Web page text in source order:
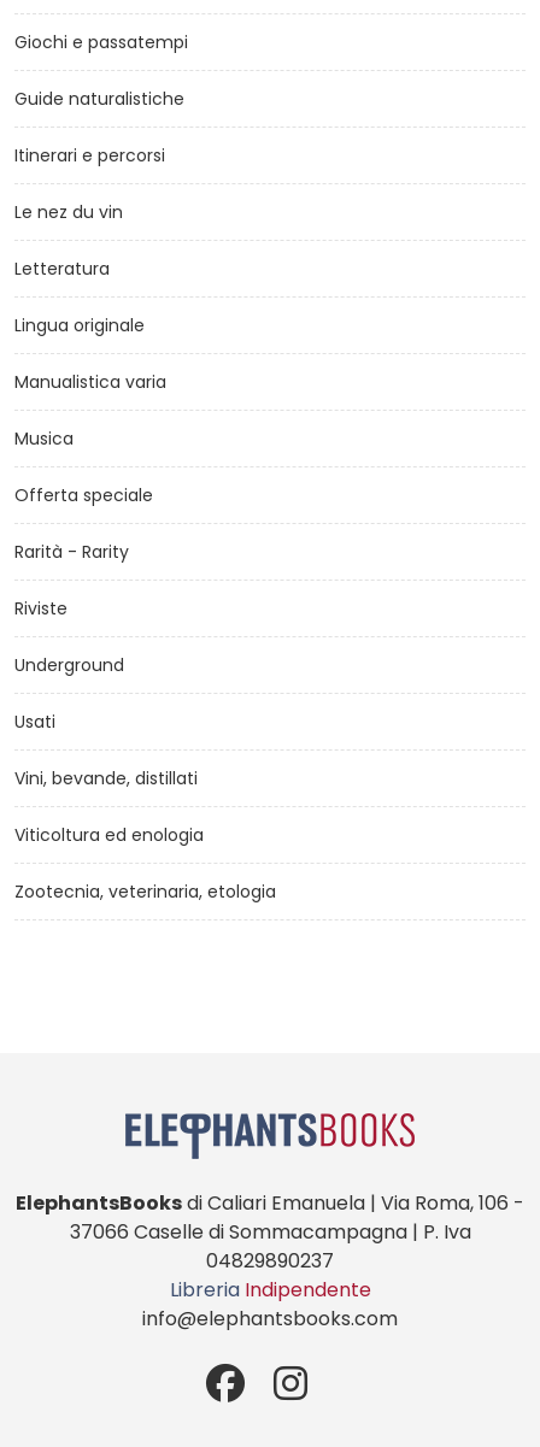
Giochi e passatempi
Guide naturalistiche
Itinerari e percorsi
Le nez du vin
Letteratura
Lingua originale
Manualistica varia
Musica
Offerta speciale
Rarità - Rarity
Riviste
Underground
Usati
Vini, bevande, distillati
Viticoltura ed enologia
Zootecnia, veterinaria, etologia
ElephantsBooksdi Caliari Emanuela | Via Roma, 106 -
37066 Caselle di Sommacampagna | P. Iva
04829890237
Libreria Indipendente
info@elephantsbooks.com